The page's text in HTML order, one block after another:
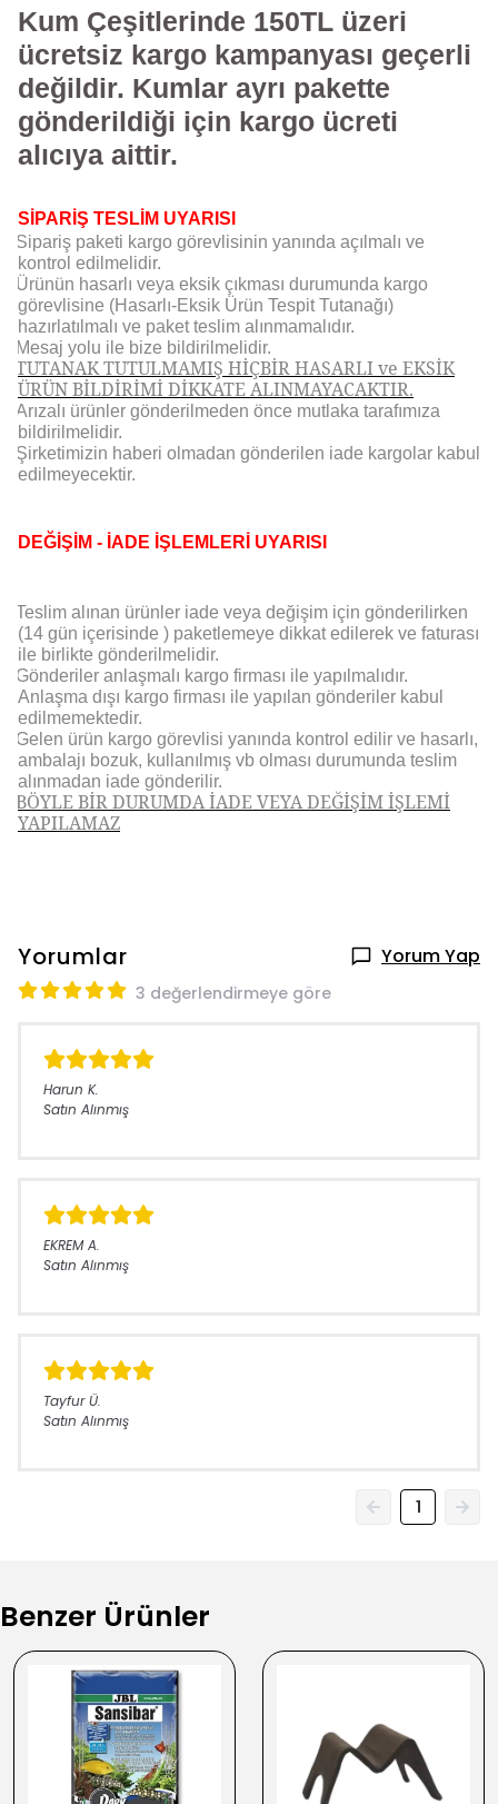
Kum Çeşitlerinde 150TL üzeri
ücretsiz kargo kampanyası geçerli
değildir. Kumlar ayrı pakette
gönderildiği için kargo ücreti
alıcıya aittir.
SİPARİŞ TESLİM UYARISI
Sipariş paketi kargo görevlisinin yanında açılmalı ve
kontrol edilmelidir.
Ürünün hasarlı veya eksik çıkması durumunda kargo
görevlisine (Hasarlı-Eksik Ürün Tespit Tutanağı)
hazırlatılmalı ve paket teslim alınmamalıdır.
Mesaj yolu ile bize bildirilmelidir.
TUTANAK TUTULMAMIŞ HİÇBİR HASARLI ve EKSİK
ÜRÜN BİLDİRİMİ DİKKATE ALINMAYACAKTIR.
Arızalı ürünler gönderilmeden önce mutlaka tarafımıza
bildirilmelidir.
Şirketimizin haberi olmadan gönderilen iade kargolar kabul
edilmeyecektir.
DEĞİŞİM - İADE İŞLEMLERİ UYARISI
Teslim alınan ürünler iade veya değişim için gönderilirken
(14 gün içerisinde ) paketlemeye dikkat edilerek ve faturası
ile birlikte gönderilmelidir.
Gönderiler anlaşmalı kargo firması ile yapılmalıdır.
Anlaşma dışı kargo firması ile yapılan gönderiler kabul
edilmemektedir.
Gelen ürün kargo görevlisi yanında kontrol edilir ve hasarlı,
ambalajı bozuk, kullanılmış vb olması durumunda teslim
alınmadan iade gönderilir.
BÖYLE BİR DURUMDA İADE VEYA DEĞİŞİM İŞLEMİ
YAPILAMAZ
Yorumlar Yorum Yap
3 değerlendirmeye göre
Harun K.
Satın Alınmış
EKREM A.
Satın Alınmış
TayfurÜ.
Satın Alınmış
1
Benzer Ürünler